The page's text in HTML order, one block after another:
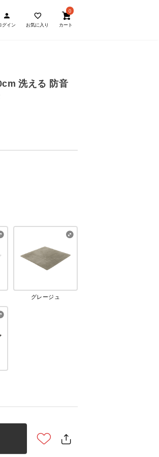
グイン お気に入り
0
カート
洗える 防音
グレージュ